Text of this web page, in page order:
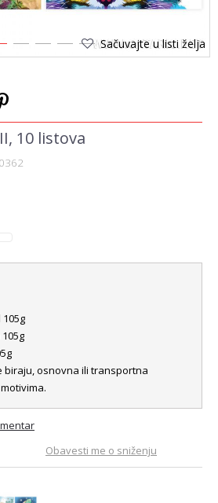
2 3 4 5 Sačuvajte u listi želja
10 listova
biraju, osnovna ili transportna
Obavesti me o sniženju